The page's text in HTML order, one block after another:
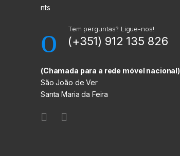
Tem perguntas? Ligue-nos!
(+351) 912 135 826
(Chamada para a rede móvel nacional)
São João de Ver
Santa Maria da Feira